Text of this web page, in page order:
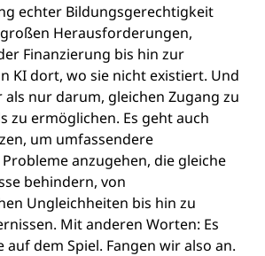
echter Bildungsgerechtigkeit
Herausforderungen,
Finanzierung bis hin zur
KI dort, wo sie nicht existiert. Und
nur darum, gleichen Zugang zu
zu ermöglichen. Es geht auch
um umfassendere
anzugehen, die gleiche
behindern, von
Ungleichheiten bis hin zu
Mit anderen Worten: Es
dem Spiel. Fangen wir also an.